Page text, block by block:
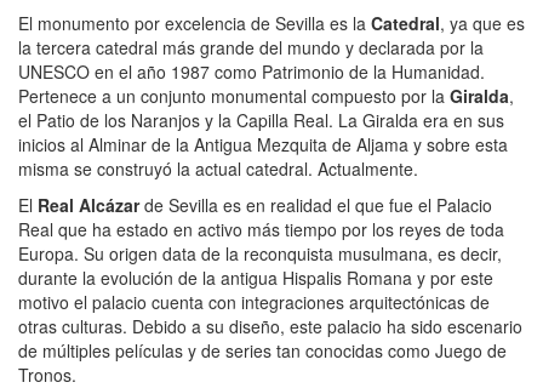
El monumento por excelencia de Sevilla es la Catedral, ya que es
la tercera catedral más grande del mundo y declarada por la
UNESCO en el año 1987 como Patrimonio de la Humanidad.
Pertenece a un conjunto monumental compuesto por la Giralda,
el Patio de los Naranjos y la Capilla Real. La Giralda era en sus
inicios al Alminar de la Antigua Mezquita de Aljama y sobre esta
misma se construyó la actual catedral. Actualmente.
El Real Alcázarde Sevilla es en realidad el que fue el Palacio
Real que ha estado en activo más tiempo por los reyes de toda
Europa. Su origen data de la reconquista musulmana, es decir,
durante la evolución de la antigua Hispalis Romana y por este
motivo el palacio cuenta con integraciones arquitectónicas de
otras culturas. Debido a su diseño, este palacio ha sido escenario
de múltiples películas y de series tan conocidas como Juego de
Tronos.